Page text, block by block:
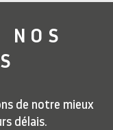
NOS
de notre mieux
délais.